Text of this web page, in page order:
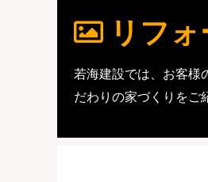
リフ
若海建設では、お客様
だわりの家づくりをご